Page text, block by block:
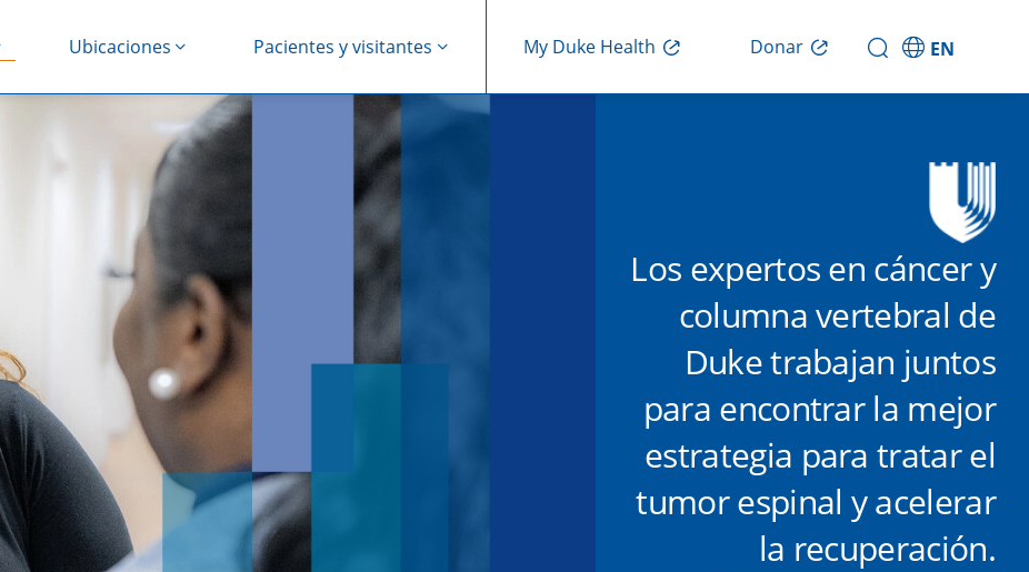
Ubicaciones Pacientes y visitantes My Duke Health Donar EN
Los expertos en cáncer y
columna vertebral de
Duke trabajan juntos
para encontrar la mejor
estrategia para tratar el
tumor espinal y acelerar
la recuperación.